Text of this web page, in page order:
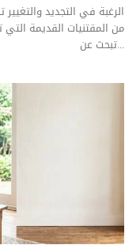
الرغبة في التجديد
من المقتنيات القديمة
تبحث عن...